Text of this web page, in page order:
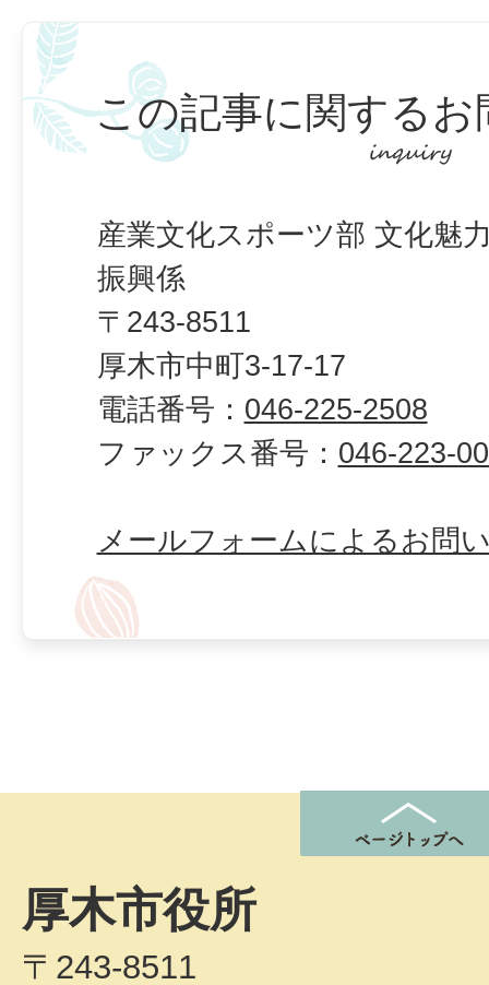
この記事に関するお
産業文化スポーツ部 文化魅
振興係
〒243-8511
厚木市中町3-17-17
電話番号： 046-225-2508
ファックス番号： 046-223-
メールフォームによるお問
厚木市役所
〒243-8511